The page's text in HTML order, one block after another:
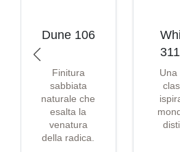
Dune 106
Finitura
sabbiata
naturale che
esalta la
venatura
della radica.
Una